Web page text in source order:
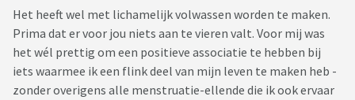
Het heeft wel met lichamelijk volwassen worden te maken.
Prima dat er voor jou niets aan te vieren valt. Voor mij was
het wél prettig om een positieve associatie te hebben bij
iets waarmee ik een flink deel van mijn leven te maken heb -
zonder overigens alle menstruatie-ellende die ik ook ervaar